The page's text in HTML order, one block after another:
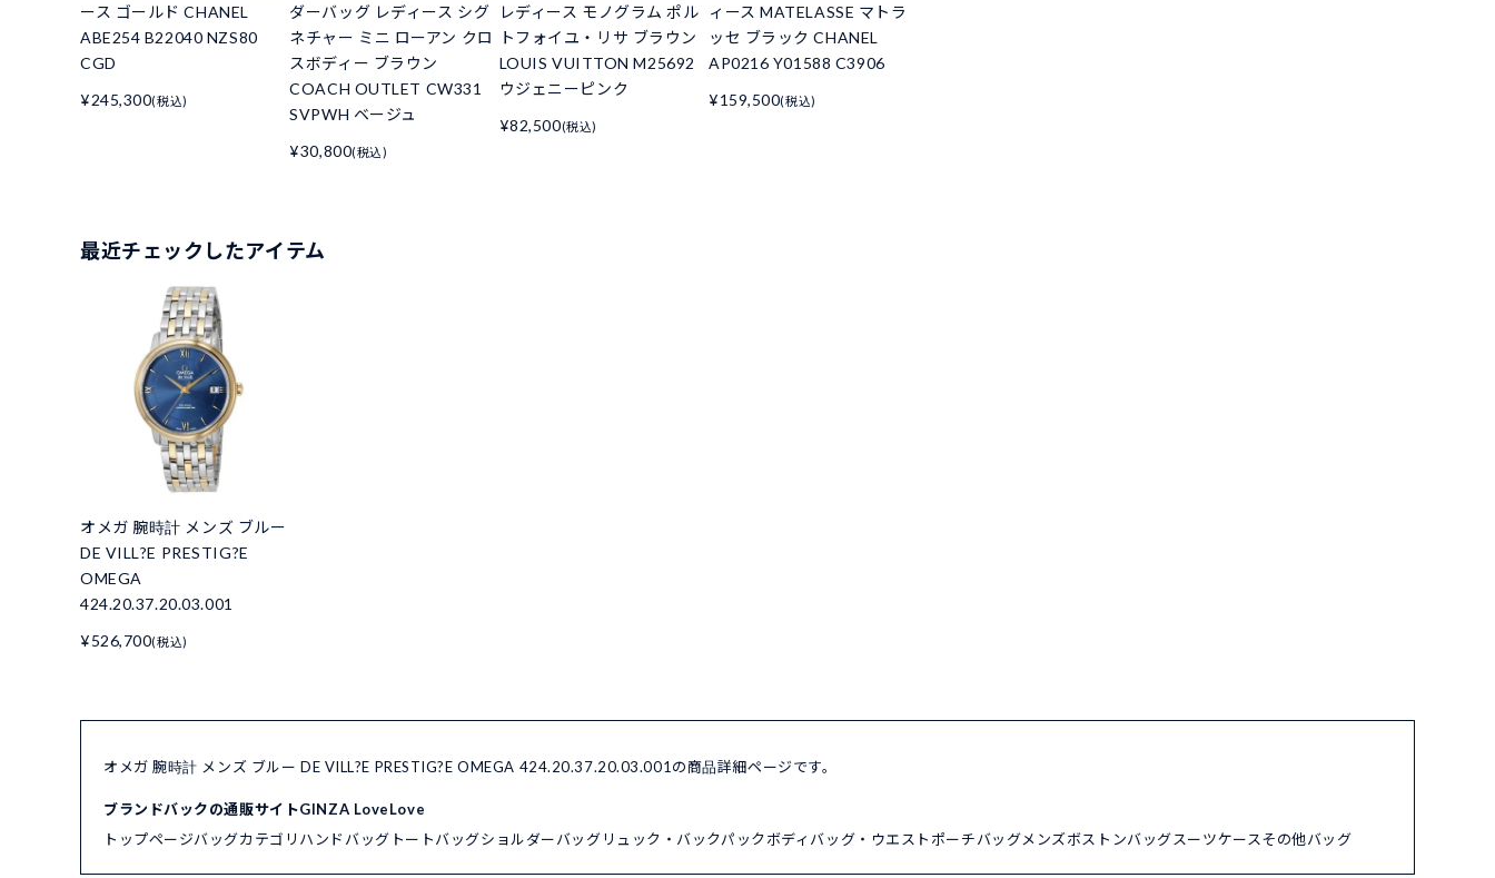
ース ゴールド CHANEL
ABE254 B22040 NZS80
CGD
¥245,300(税込)
ダーバッグ レディース シグ
ネチャー ミニ ローアン クロ
スボディー ブラウン
COACH OUTLET CW331
SVPWH ベージュ
¥30,800(税込)
レディース モノグラム ポル
トフォイユ・リサ ブラウン
LOUIS VUITTON M25692
ウジェニーピンク
¥82,500(税込)
ィース MATELASSE マトラ
ッセ ブラック CHANEL
AP0216 Y01588 C3906
¥159,500(税込)
最近チェックしたアイテム
オメガ 腕時計 メンズ ブルー
DE VILL?E PRESTIG?E
OMEGA
424.20.37.20.03.001
¥526,700(税込)
オメガ 腕時計 メンズ ブルー DE VILL?E PRESTIG?E OMEGA 424.20.37.20.03.001の商品詳細ページです。
ブランドバックの通販サイトGINZA LoveLove
トップページバッグカテゴリ ハンドバッグ トートバッグショルダーバッグリュック・バックパックボディバッグ・ウエストポーチバッグメンズボストンバッグスーツケースその他バッグ